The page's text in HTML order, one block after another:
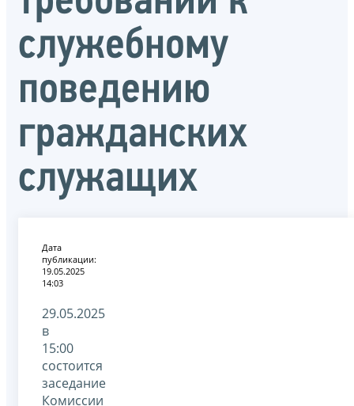
служебному
поведению
гражданских
служащих
Дата
публикации:
19.05.2025
14:03
29.05.2025
в
15:00
состоится
заседание
Комиссии